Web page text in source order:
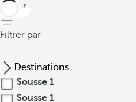
retour
Filtrer par
Destinations
Sousse 1
Sousse 1